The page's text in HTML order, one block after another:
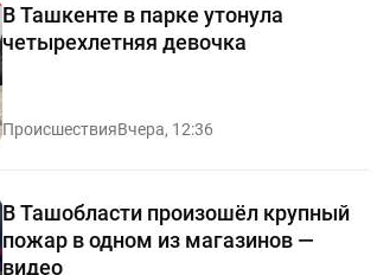
В Ташкенте в парке утонула
четырехлетняя девочка
ПроисшествияВчера, 12:36
В Ташобласти произошёл крупный
пожар в одном из магазинов —
видео